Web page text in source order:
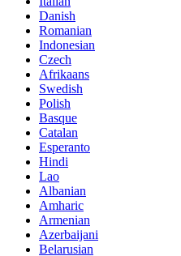
Danish
Romanian
Indonesian
Czech
Afrikaans
Swedish
Polish
Basque
Catalan
Esperanto
Hindi
Lao
Albanian
Amharic
Armenian
Azerbaijani
Belarusian